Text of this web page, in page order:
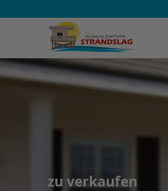
zu verkaufen